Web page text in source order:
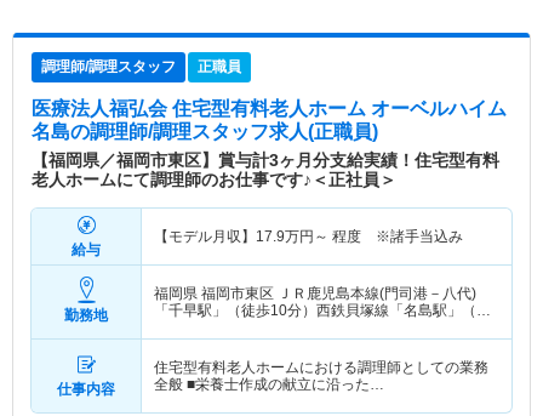
調理師/調理スタッフ 正職員
医療法人福弘会 住宅型有料老人ホーム オーベルハイム
名島の調理師/調理スタッフ求人(正職員)
【福岡県／福岡市東区】賞与計3ヶ月分支給実績！住宅型有料
老人ホームにて調理師のお仕事です♪＜正社員＞
給与
【モデル月収】 17.9万円～ 程度 ※諸手当込み
勤務地
福岡県 福岡市東区 ＪＲ鹿児島本線(門司港－八代)
「千早駅」（徒歩10分）西鉄貝塚線「名島駅」（徒
仕事内容
住宅型有料老人ホームにおける調理師としての業務
全般 ■栄養士作成の献立に沿った…